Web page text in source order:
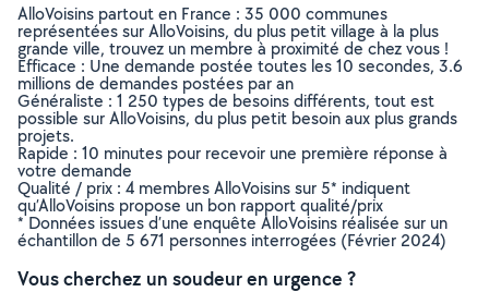
AlloVoisins partout en France : 35 000 communes
représentées sur AlloVoisins, du plus petit village à la plus
grande ville, trouvez un membre à proximité de chez vous !
Efficace : Une demande postée toutes les 10 secondes, 3.6
millions de demandes postées par an
Généraliste : 1 250 types de besoins différents, tout est
possible sur AlloVoisins, du plus petit besoin aux plus grands
projets.
Rapide : 10 minutes pour recevoir une première réponse à
votre demande
Qualité / prix : 4 membres AlloVoisins sur 5* indiquent
qu’AlloVoisins propose un bon rapport qualité/prix
* Données issues d’une enquête AlloVoisins réalisée sur un
échantillon de 5 671 personnes interrogées (Février 2024)
Vous cherchez un soudeur en urgence ?